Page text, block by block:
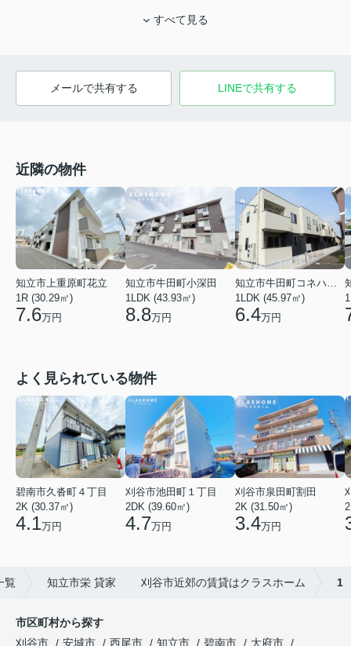
すべて見る
メールで共有する LINEで共有する
近隣の物件
知立市上重原町花立
1R (30.29㎡)
7.6万円
知立市牛田町小深田
1LDK (43.93㎡)
8.8万円
知立市牛田町コネハサマ
1LDK (45.97㎡)
6.4万円
よく見られている物件
碧南市久沓町４丁目
2K (30.37㎡)
4.1万円
刈谷市池田町１丁目
2DK (39.60㎡)
4.7万円
刈谷市泉田町割田
2K (31.50㎡)
3.4万円
覧 知立市栄 貸家 刈谷市近郊の賃貸はクラスホーム 1
市区町村から探す
刈谷市
安城市 西尾市 知立市 碧南市
大府市